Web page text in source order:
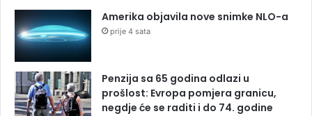
Amerika objavila nove snimke NLO-a
prije 4 sata
Penzija sa 65 godina odlazi u
prošlost: Evropa pomjera granicu,
negdje će se raditi i do 74. godine